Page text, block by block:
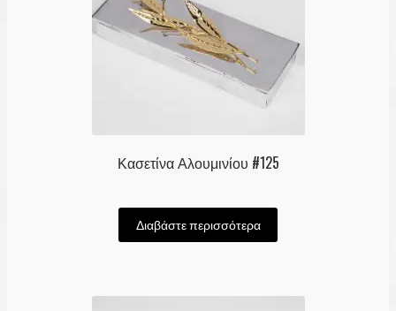
Κασετίνα Αλουμινίου #125
Διαβάστε περισσότερα